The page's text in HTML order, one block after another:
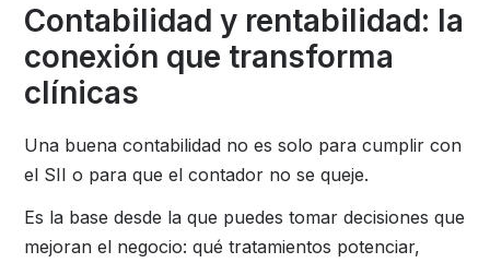
Contabilidad y rentabilidad: la
conexión que transforma
clínicas
Una buena contabilidad no es solo para cumplir con
el SII o para que el contador no se queje.
Es la base desde la que puedes tomar decisiones que
mejoran el negocio: qué tratamientos potenciar,